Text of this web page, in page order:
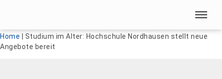
Menü überspringen
Home
Studium im Alter: Hochschule Nordhausen stellt neue
Angebote bereit